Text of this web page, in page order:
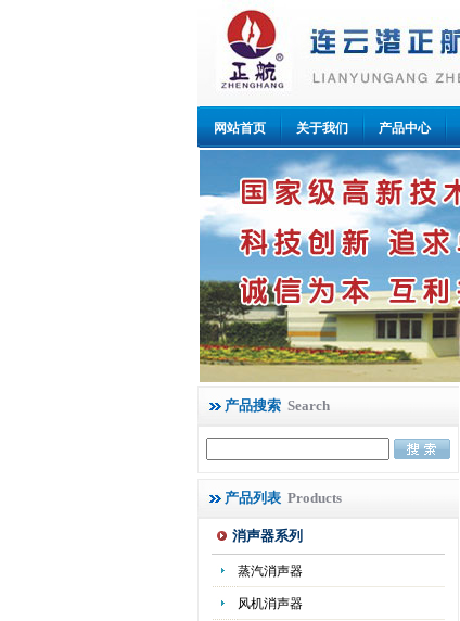
网站首页 关于我们 产品中心
产品搜索 Search
产品列表 Products
消声器系列
蒸汽消声器
风机消声器